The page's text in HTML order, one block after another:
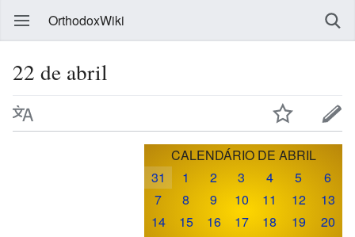
OrthodoxWiki
22 de abril
CALENDÁRIO DE ABRIL
31
1 2 3 4 5
6
7
8 9 10 11 12
13
14
15 16 17 18 19
20